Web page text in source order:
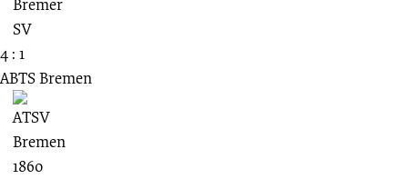
4 : 1
ABTS Bremen